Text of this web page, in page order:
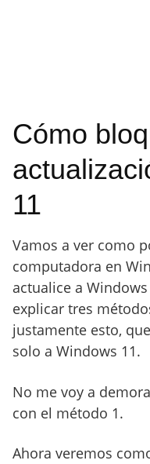
Cómo
11
Vamos a ver como
computadora en
actualice a
explicar tres
justamente esto,
solo a Windows 11.
No me voy a
con el método 1.
Ahora veremos